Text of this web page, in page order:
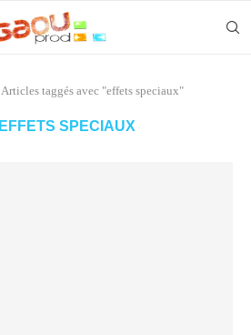
Articles taggés avec "effets speciaux"
EFFETS SPECIAUX